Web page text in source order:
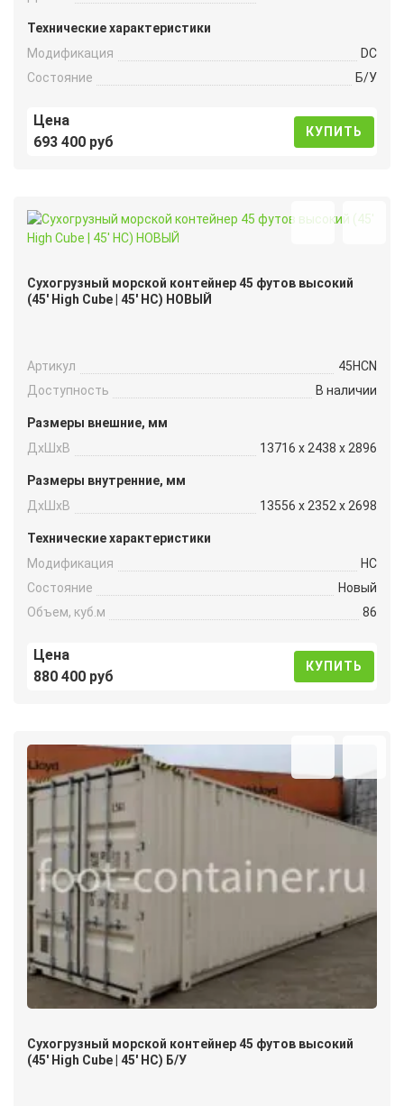
Технические характеристики
Модификация
DC
Состояние
Б/У
Цена
693 400 руб
КУПИТЬ
Сухогрузный морской контейнер 45 футов высокий
(45′ High Cube | 45′ HC) НОВЫЙ
Артикул
45HCN
Доступность
В наличии
Размеры внешние, мм
ДxШxВ
13716 x 2438 x 2896
Размеры внутренние, мм
ДxШxВ
13556 x 2352 x 2698
Технические характеристики
Модификация
HC
Состояние
Новый
Объем, куб.м
86
Цена
880 400 руб
КУПИТЬ
Сухогрузный морской контейнер 45 футов высокий
(45′ High Cube | 45′ HC) Б/У